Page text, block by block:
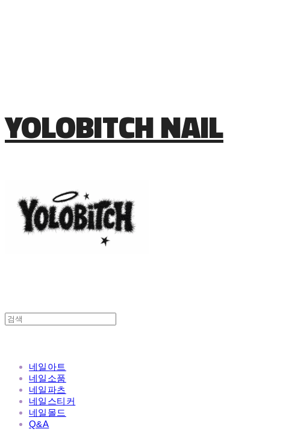
YOLOBITCH NAIL
네일아트
네일소품
네일파츠
네일스티커
네일몰드
Q&A